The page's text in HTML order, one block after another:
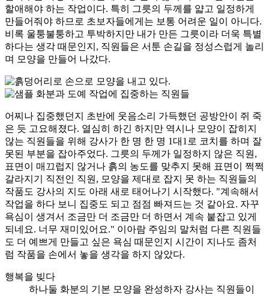
할애해야 하는 작업이다. 특히 그릇의 두께를 얇고 일정하게
만들어줘야 하므로 초보자들에게는 보통 어려운 일이 아니다.
비록 울퉁불퉁하고 투박하지만 내가 만든 그릇이라 더욱 특별
하다는 생각 때문인지, 직원들은 서툰 손길을 정성스럽게 놀리
며 모양을 만들어 나갔다.
어찌나 집중했던지 초반에 웃음소리 가득했던 공방안이 쥐 죽
은 듯 고요해졌다. 열심히 하긴 하지만 역시나 모양이 잡히지
않는 직원들을 위해 강사가 한 명 한 명 1대1로 코치를 하며 잘
못된 부분을 잡아주었다. 그릇의 두께가 일정하지 않은 직원,
표면이 매끄럽지 않거나 흙의 농도를 맞추지 못해 표면이 쩍쩍
갈라지기 직전인 직원, 모양을 제대로 잡지 못 하는 직원들의
작품도 강사의 지도 아래 새로 태어나기 시작했다. "계속해서
작업을 하다 보니 집중도 되고 점점 빠져드는 것 같아요. 자꾸
욕심이 생겨서 조금만 더 조금만 더 하면서 계속 붙잡고 있게
되네요. 너무 재미있어요." 이아람 주임의 말처럼 다른 직원들
도 더 예쁘게 만들고 싶은 욕심 때문인지 시간이 지나도 좀처
럼 작품을 손에서 놓을 생각을 하지 않았다.
행복을 빚다
하나둘 화분의 기본 모양을 완성하자 강사는 직원들이